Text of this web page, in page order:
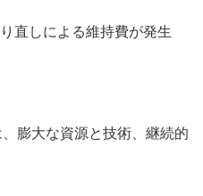
直しによる維持費が発生
膨大な資源と技術、継続的